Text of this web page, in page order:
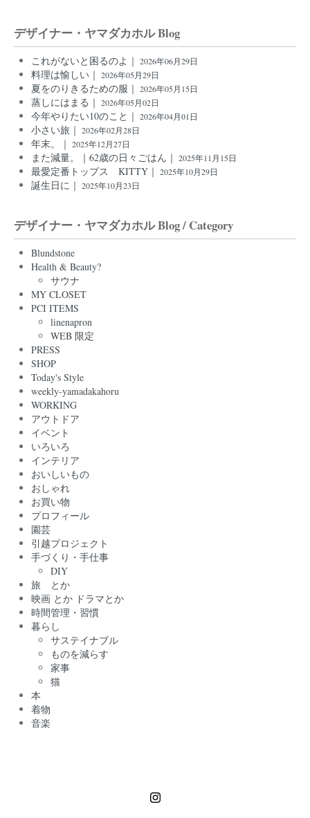
デザイナー・ヤマダカホル Blog
これがないと困るのよ｜ 2026年06月29日
料理は愉しい｜ 2026年05月29日
夏をのりきるための服｜ 2026年05月15日
蒸しにはまる｜ 2026年05月02日
今年やりたい10のこと｜ 2026年04月01日
小さい旅｜ 2026年02月28日
年末。｜ 2025年12月27日
また減量。｜62歳の日々ごはん｜ 2025年11月15日
最愛定番トップス KITTY｜ 2025年10月29日
誕生日に｜ 2025年10月23日
デザイナー・ヤマダカホル Blog / Category
Blundstone
Health & Beauty?
サウナ
MY CLOSET
PCI ITEMS
linenapron
WEB 限定
PRESS
SHOP
Today's Style
weekly-yamadakahoru
WORKING
アウトドア
イベント
いろいろ
インテリア
おいしいもの
おしゃれ
お買い物
プロフィール
園芸
引越プロジェクト
手づくり・手仕事
DIY
旅 とか
映画 とか ドラマとか
時間管理・習慣
暮らし
サステイナブル
ものを減らす
家事
猫
本
着物
音楽